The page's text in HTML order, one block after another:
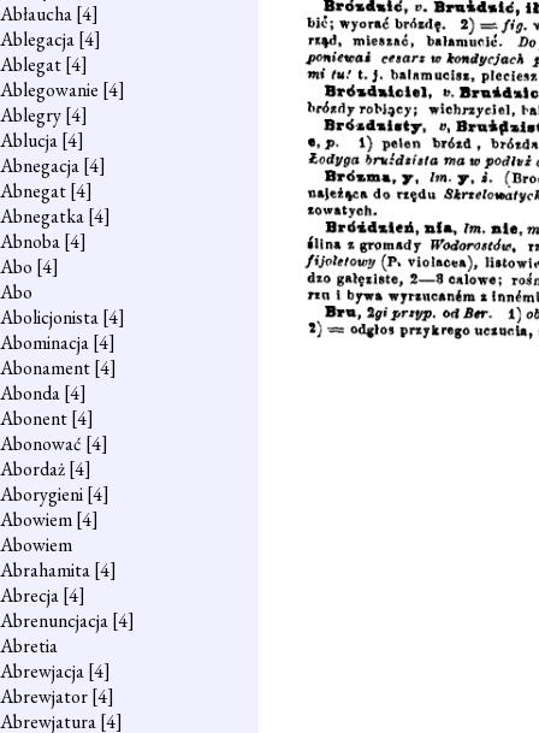
Abłaucha[4]
Ablegacja[4]
Ablegat[4]
Ablegowanie [4]
Ablegry[4]
Ablucja[4]
Abnegacja[4]
Abnegat[4]
Abnegatka[4]
Abnoba[4]
Abo [4]
Abo
Abolicjonista[4]
Abominacja[4]
Abonament[4]
Abonda[4]
Abonent[4]
Abonować [4]
Abordaż[4]
Aborygieni[4]
Abowiem[4]
Abowiem
Abrahamita[4]
Abrecja[4]
Abrenuncjacja[4]
Abretia
Abrewjacja[4]
Abrewjator[4]
Abrewjatura[4]